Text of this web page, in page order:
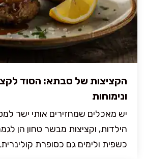
הקציצות של סבתא: הסוד
ונימוחות
יש מאכלים שמחזירים אותי ישר
הילדות, וקציצות מבשר טחון הן
כשפית ולימים גם כסופרת קולינרית,